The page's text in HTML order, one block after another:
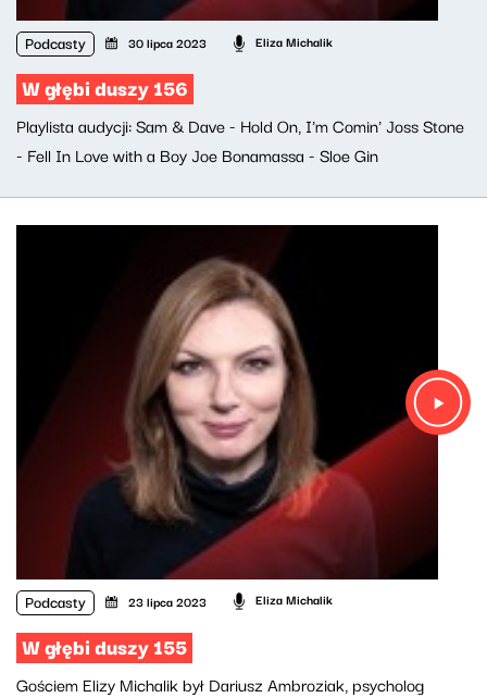
Podcasty 30 lipca 2023 Eliza Michalik
W głębi duszy 156
Playlista audycji: Sam & Dave - Hold On, I'm Comin' Joss Stone
- Fell In Love with a Boy Joe Bonamassa - Sloe Gin
Podcasty 23 lipca 2023 Eliza Michalik
W głębi duszy 155
Gościem Elizy Michalik był Dariusz Ambroziak, psycholog